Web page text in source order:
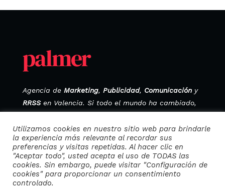
Agencia de Marketing, Publicidad, Comunicacióny
RRSSen Valencia. Si todo el mundo ha cambiado,
Política de privacidad
Política de cookies
Utilizamos cookies en nuestro sitio web para brindarle
la experiencia más relevante al recordar sus
preferencias y visitas repetidas. Al hacer clic en
"Aceptar todo", usted acepta el uso de TODAS las
cookies. Sin embargo, puede visitar "Configuración de
cookies" para proporcionar un consentimiento
controlado.